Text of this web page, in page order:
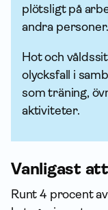
plötsligt på
andra personer.
Hot och
olycksfall i
som träning,
aktiviteter.
Vanligast
Runt 4 procent